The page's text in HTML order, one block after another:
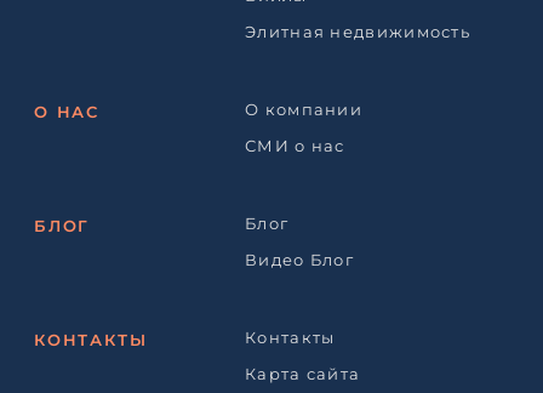
Элитная недвижимость
О НАС
О компании
СМИ о нас
БЛОГ
Блог
Видео Блог
КОНТАКТЫ
Контакты
Карта сайта